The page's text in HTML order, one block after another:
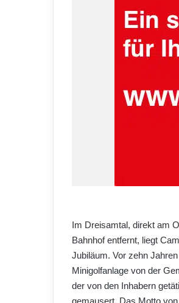
Im Dreisamtal, direkt am
Bahnhof entfernt, liegt
Jubiläum. Vor zehn
Minigolfanlage von der
der von den Inhabern
gemausert. Das Motto